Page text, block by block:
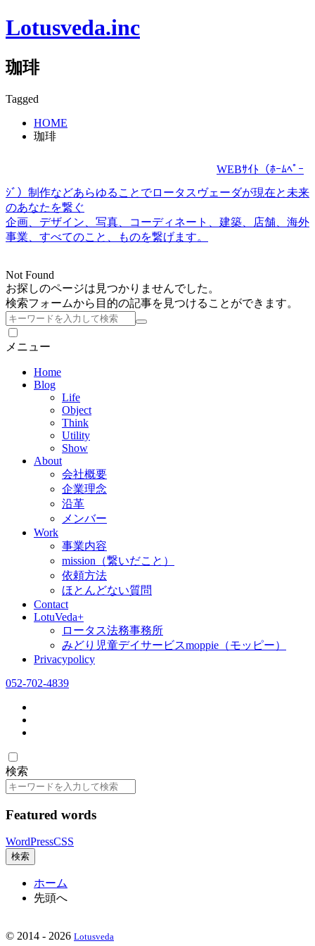
Lotusveda.inc
珈琲
Tagged
HOME
珈琲
WEBｻｲﾄ（ﾎｰﾑﾍﾟｰ
ｼﾞ）制作などあらゆることでロータスヴェーダが現在と未来
のあなたを繋ぐ
企画、デザイン、写真、コーディネート、建築、店舗、海外
事業、すべてのこと、ものを繋げます。
Not Found
お探しのページは見つかりませんでした。
検索フォームから目的の記事を見つけることができます。
検
索
メニュー
Home
Blog
Life
Object
Think
Utility
Show
About
会社概要
企業理念
沿革
メンバー
Work
事業内容
mission（繋いだこと）
依頼方法
ほとんどない質問
Contact
LotuVeda+
ロータス法務事務所
みどり児童デイサービスmoppie（モッピー）
Privacypolicy
052-702-4839
検索
検
Featured words
WordPressCSS
検索
ホーム
先頭へ
© 2014 - 2026 Lotusveda